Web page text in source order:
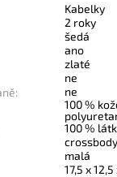
Kabelky
2 roky
šedá
ano
zlaté
ne
ne
100 %
100 %
crossbody
malá
17,5 x